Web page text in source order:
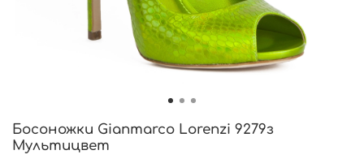
Босоножки Gianmarco Lorenzi 9279з
Мультицвет